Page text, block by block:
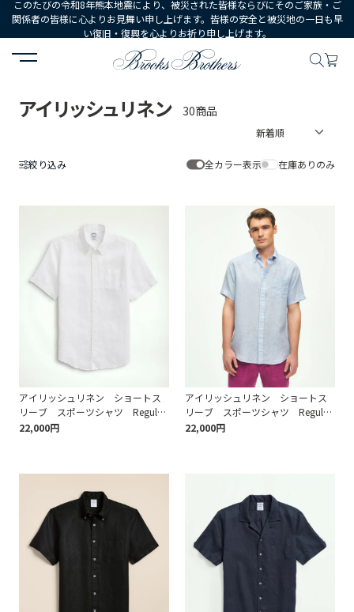
このたびの令和8年熊本地震により、被災された皆様ならびにそのご家族・ご
関係者の皆様に心よりお見舞い申し上げます。皆様の安全と被災地の一日も早
い復旧・復興を心よりお祈り申し上げます。
HOME アイリッシュリネン
アイリッシュリネン 30商品
絞り込み 全カラー表示 在庫ありのみ
アイリッシュリネン ショートス
リーブ スポーツシャツ Regular
Fit
22,000円
アイリッシュリネン ショートス
リーブ スポーツシャツ Regular
Fit
22,000円